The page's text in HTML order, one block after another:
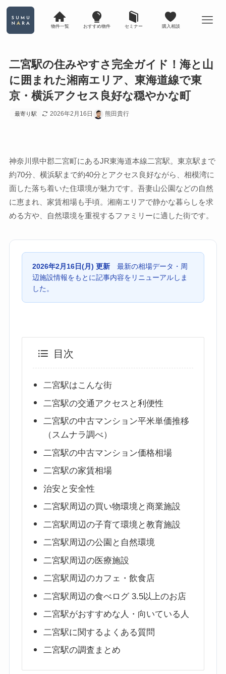
物件一覧 おすすめ物件 セミナー 購入相談
二宮駅の住みやすさ完全ガイド！海と山
に囲まれた湘南エリア、東海道線で東
京・横浜アクセス良好な穏やかな町
最寄り駅 2026年2月16日 熊田貴行
神奈川県中郡二宮町にあるJR東海道本線二宮駅。東京駅まで
約70分、横浜駅まで約40分とアクセス良好ながら、相模湾に
面した落ち着いた住環境が魅力です。吾妻山公園などの自然
に恵まれ、家賃相場も手頃。湘南エリアで静かな暮らしを求
める方や、自然環境を重視するファミリーに適した街です。
2026年2月16日(月) 更新最新の相場データ・周
辺施設情報をもとに記事内容をリニューアルしま
した。
目次
二宮駅はこんな街
二宮駅の交通アクセスと利便性
二宮駅の中古マンション平米単価推移
（スムナラ調べ）
二宮駅の中古マンション価格相場
二宮駅の家賃相場
治安と安全性
二宮駅周辺の買い物環境と商業施設
二宮駅周辺の子育て環境と教育施設
二宮駅周辺の公園と自然環境
二宮駅周辺の医療施設
二宮駅周辺のカフェ・飲食店
二宮駅周辺の食べログ 3.5以上のお店
二宮駅がおすすめな人・向いている人
二宮駅に関するよくある質問
二宮駅の調査まとめ